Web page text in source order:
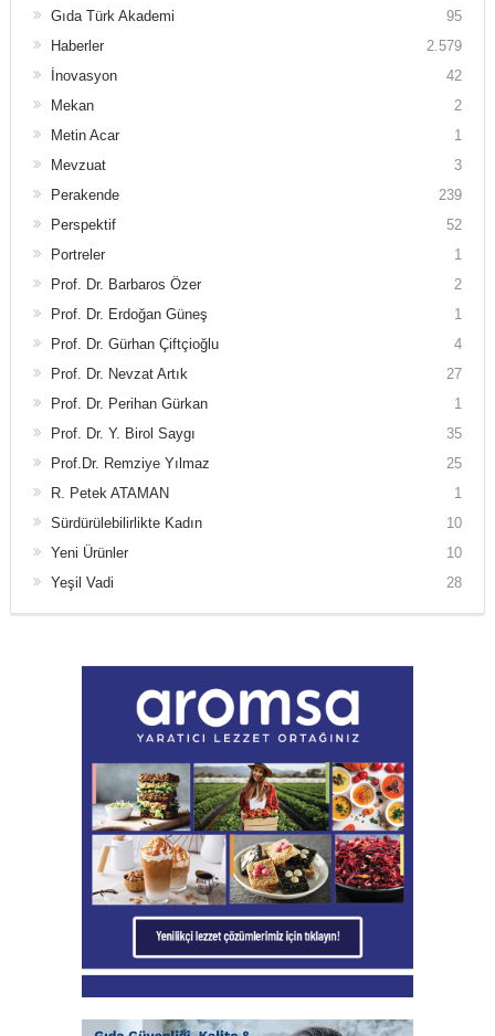
Gıda Türk Akademi
95
Haberler
2.579
İnovasyon
42
Mekan
2
Metin Acar
1
Mevzuat
3
Perakende
239
Perspektif
52
Portreler
1
Prof. Dr. Barbaros Özer
2
Prof. Dr. Erdoğan Güneş
1
Prof. Dr. Gürhan Çiftçioğlu
4
Prof. Dr. Nevzat Artık
27
Prof. Dr. Perihan Gürkan
1
Prof. Dr. Y. Birol Saygı
35
Prof.Dr. Remziye Yılmaz
25
R. Petek ATAMAN
1
Sürdürülebilirlikte Kadın
10
Yeni Ürünler
10
Yeşil Vadi
28